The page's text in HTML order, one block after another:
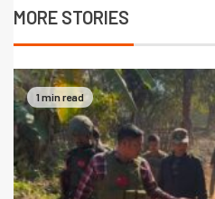
MORE STORIES
1 min read